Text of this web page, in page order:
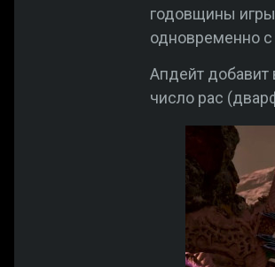
годовщины
одновременно с
Апдейт добавит
число рас